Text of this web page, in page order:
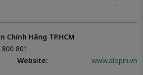
Chính Hãng TP.HCM
801
Website: www.alopin.vn